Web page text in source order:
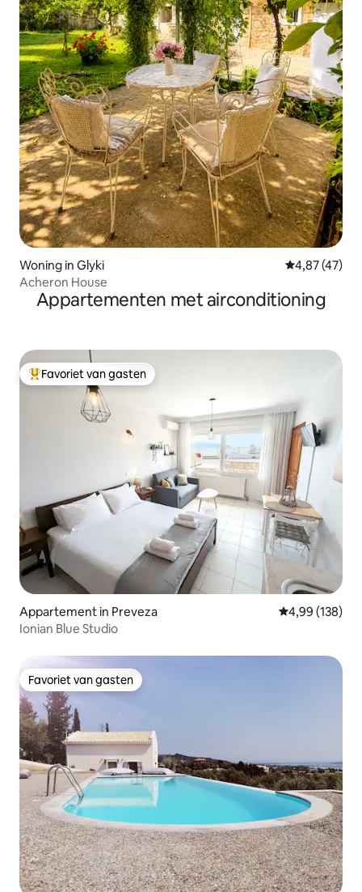
Woning in Glyki Gemiddelde
4,87 (47)
Acheron House
Appartementen met airconditioning
Topfavoriet van gasten
Favoriet van gasten
Appartement in Preveza Gemiddelde
4,99 (138)
Ionian Blue Studio
Favoriet van gasten
Favoriet van gasten